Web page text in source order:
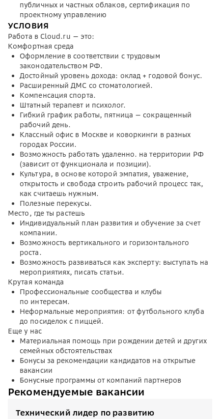
публичных и частных облаков, сертификация по
проектному управлению
УСЛОВИЯ
Работа в Cloud.ru — это:
Комфортная среда
Оформление в соответствии с трудовым
законодательством РФ.
Достойный уровень дохода: оклад + годовой бонус.
Расширенный ДМС со стоматологией.
Компенсация спорта.
Штатный терапевт и психолог.
Гибкий график работы, пятница — сокращенный
рабочий день.
Классный офис в Москве и коворкинги в разных
городах России.
Возможность работать удаленно. на территории РФ
(зависит от функционала и позиции).
Культура, в основе которой эмпатия, уважение,
открытость и свобода строить рабочий процесс так,
как считаешь нужным.
Полезные перекусы.
Место, где ты растешь
Индивидуальный план развития и обучение за счет
компании.
Возможность вертикального и горизонтального
роста.
Возможность развиваться как эксперту: выступать на
мероприятиях, писать статьи.
Крутая команда
Профессиональные сообщества и клубы
по интересам.
Неформальные мероприятия: от футбольного клуба
до посиделок с пиццей.
Еще у нас
Материальная помощь при рождении детей и других
семейных обстоятельствах
Бонусы за рекомендации кандидатов на открытые
вакансии
Бонусные программы от компаний партнеров
Рекомендуемые вакансии
Технический лидер по развитию